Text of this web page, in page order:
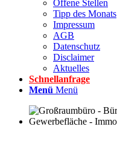
Offene Stellen
Tipp des Monats
Impressum
AGB
Datenschutz
Disclaimer
Aktuelles
Schnellanfrage
Menü Menü